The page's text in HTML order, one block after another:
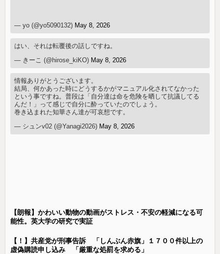
— yo (@yo5090132) May 8, 2026
はい、それは転覆後の話しですね。
— きーこ (@hirose_kiKO) May 8, 2026
情報ありがとうございます。
結局、何かあった時にどうするかがマニュアル化されてなかった
という事ですね。普段は「自分達は命を危険を晒して抗議してる
んだ！」って感じで自分に酔っていたのでしょう。
巻き込まれた知華さん達が可哀想です。
— シュンv02 (@Yanagi2026) May 8, 2026
【朗報】かわいい動物の動画がストレス・不安の軽減になる可
能性。英大学の研究で実証
【！】共産党が刑事告訴 「しんぶん赤旗」１７００件以上の
虚偽購読申し込み 「厳重な処罰を求める」